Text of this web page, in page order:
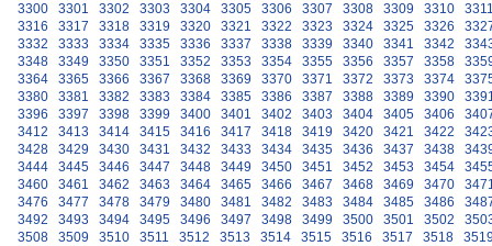
3300
3301 3302 3303 3304 3305 3306 3307 3308 3309 3310
3316
3317 3318 3319 3320 3321 3322 3323 3324 3325 3326
3332
3333 3334 3335 3336 3337 3338 3339 3340 3341 3342
3348
3349 3350 3351 3352 3353 3354 3355 3356 3357 3358
3364
3365 3366 3367 3368 3369 3370 3371 3372 3373 3374
3380
3381 3382 3383 3384 3385 3386 3387 3388 3389 3390
3396
3397 3398 3399 3400 3401 3402 3403 3404 3405 3406
3412
3413 3414 3415 3416 3417 3418 3419 3420 3421 3422
3428
3429 3430 3431 3432 3433 3434 3435 3436 3437 3438
3444
3445 3446 3447 3448 3449 3450 3451 3452 3453 3454
3460
3461 3462 3463 3464 3465 3466 3467 3468 3469 3470
3476
3477 3478 3479 3480 3481 3482 3483 3484 3485 3486
3492
3493 3494 3495 3496 3497 3498 3499 3500 3501 3502
3508
3509 3510 3511 3512 3513 3514 3515 3516 3517 3518